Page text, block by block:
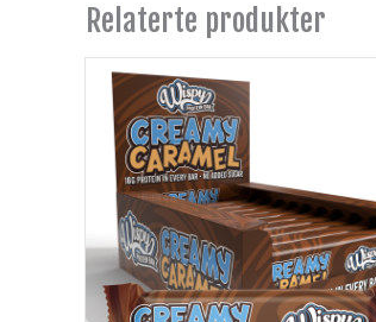
Relaterte produkter